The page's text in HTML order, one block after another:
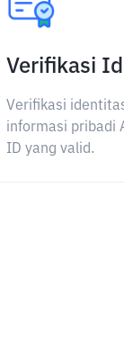
Verifikasi
Verifikasi
informasi pribadi
ID yang valid.